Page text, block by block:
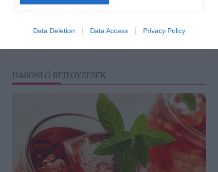
Data Deletion Data Access Privacy Policy
HASONLÓ BEJEGYZÉSEK